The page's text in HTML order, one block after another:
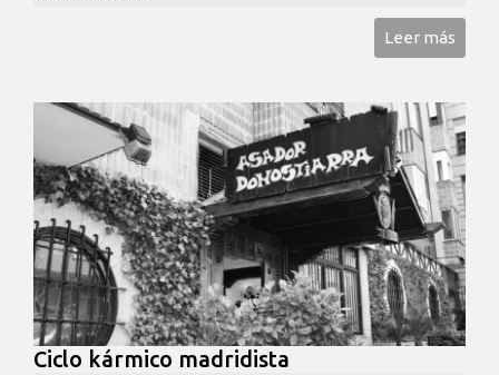
Leer más
Ciclo kármico madridista